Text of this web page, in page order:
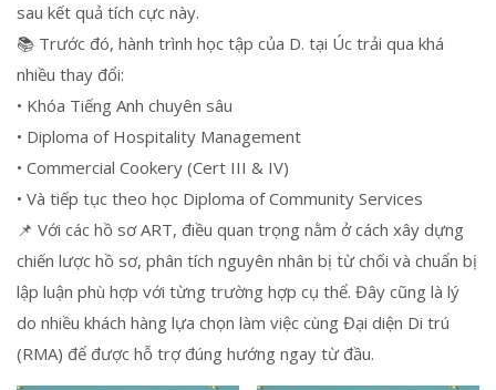
sau kết quả tích cực này.
📚 Trước đó, hành trình học tập của D. tại Úc trải qua khá
nhiều thay đổi:
• Khóa Tiếng Anh chuyên sâu
• Diploma of Hospitality Management
• Commercial Cookery (Cert III & IV)
• Và tiếp tục theo học Diploma of Community Services
📌 Với các hồ sơ ART, điều quan trọng nằm ở cách xây dựng
chiến lược hồ sơ, phân tích nguyên nhân bị từ chối và chuẩn bị
lập luận phù hợp với từng trường hợp cụ thể. Đây cũng là lý
do nhiều khách hàng lựa chọn làm việc cùng Đại diện Di trú
(RMA) để được hỗ trợ đúng hướng ngay từ đầu.